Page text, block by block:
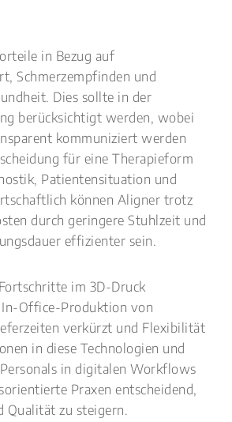
in Bezug auf
Schmerzempfinden und
Dies sollte in der
berücksichtigt werden, wobei
kommuniziert werden
für eine Therapieform
Patientensituation und
können Aligner trotz
durch geringere Stuhlzeit und
effizienter sein.
im 3D-Druck
Office-Produktion von
verkürzt und Flexibilität
in diese Technologien und
in digitalen Workflows
Praxen entscheidend,
Qualität zu steigern.